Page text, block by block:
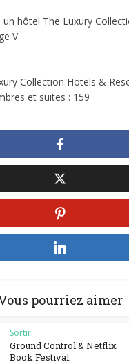
un hôtel The Luxury
V
Collection Hotels &
et suites : 159
pourriez aimer
Sortir
Ground Control & Netflix
Book Festival.